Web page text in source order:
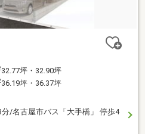
32.77坪・32.90坪
36.19坪・36.37坪
分/名古屋市バス「大手橋」 停歩4